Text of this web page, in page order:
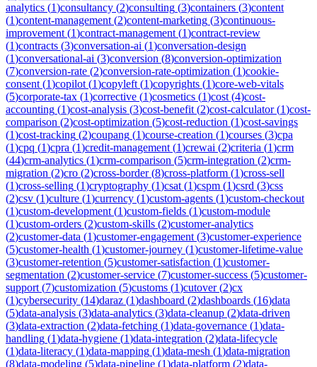
analytics (1)consultancy (2)consulting (3)containers (3)content
(1)content-management (2)content-marketing (3)continuous-
improvement (1)contract-management (1)contract-review
(1)contracts (3)conversation-ai (1)conversation-design
(1)conversational-ai (3)conversion (8)conversion-optimization
(7)conversion-rate (2)conversion-rate-optimization (1)cookie-
consent (1)copilot (1)copyleft (1)copyrights (1)core-web-vitals
(5)corporate-tax (1)corrective (1)cosmetics (1)cost (4)cost-
accounting (1)cost-analysis (3)cost-benefit (2)cost-calculator(1)cost-
comparison (2)cost-optimization (5)cost-reduction (1)cost-savings
(1)cost-tracking (2)coupang (1)course-creation (1)courses (3)cpa
(1)cpq (1)cpra (1)credit-management (1)crewai (2)criteria (1)crm
(44)crm-analytics (1)crm-comparison (5)crm-integration (2)crm-
migration (2)cro (2)cross-border(8)cross-platform (1)cross-sell
(1)cross-selling (1)cryptography (1)csat (1)cspm (1)csrd (3)css
(2)csv (1)culture (1)currency (1)custom-agents (1)custom-checkout
(1)custom-development (1)custom-fields (1)custom-module
(1)custom-orders (2)custom-skills (2)customer-analytics
(2)customer-data (1)customer-engagement (3)customer-experience
(5)customer-health (1)customer-journey (1)customer-lifetime-value
(3)customer-retention (5)customer-satisfaction (1)customer-
segmentation (2)customer-service (7)customer-success (5)customer-
support (7)customization (5)customs (1)cutover(2)cx
(1)cybersecurity (14)daraz (1)dashboard (2)dashboards (16)data
(5)data-analysis (3)data-analytics (3)data-cleanup (2)data-driven
(3)data-extraction (2)data-fetching (1)data-governance (1)data-
handling (1)data-hygiene (1)data-integration (2)data-lifecycle
(1)data-literacy (1)data-mapping (1)data-mesh (1)data-migration
(8)data-modeling (5)data-pipeline (1)data-platform (2)data-